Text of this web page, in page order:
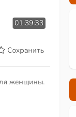
01:39:33
Сохранить
женщины.